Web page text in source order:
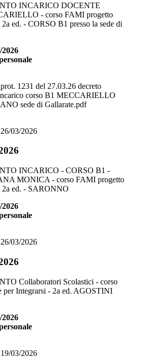
INCARICO DOCENTE
- corso FAMI progetto
ed. - CORSO B1 presso la sede di
2026
1231 del 27.03.26 decreto
corso B1 MECCARIELLO
sede di Gallarate.pdf
03/2026
INCARICO - CORSO B1 -
MONICA - corso FAMI progetto
2a ed. - SARONNO
2026
03/2026
Collaboratori Scolastici - corso
per Integrarsi - 2a ed. AGOSTINI
2026
03/2026